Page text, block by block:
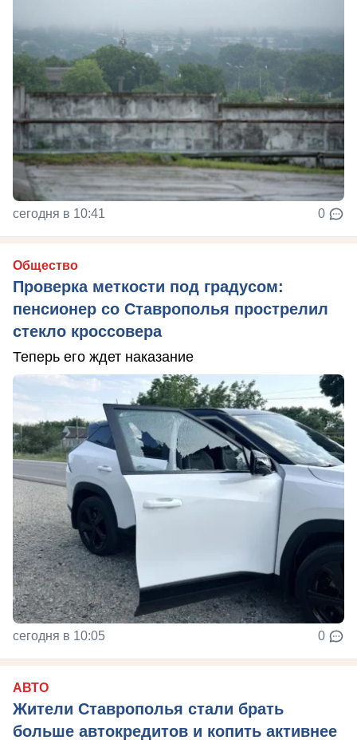
сегодня в 10:41 0
Общество
Проверка меткости под градусом:
пенсионер со Ставрополья прострелил
стекло кроссовера
Теперь его ждет наказание
сегодня в 10:05 0
АВТО
Жители Ставрополья стали брать
больше автокредитов и копить активнее